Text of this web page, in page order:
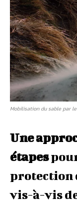
Mobilisation du sable par
Une
étapes
protection
vis-à-vis